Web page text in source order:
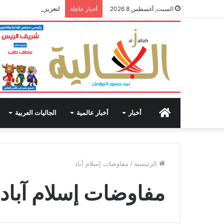
السبت, أغسطس 8 2026 أخبار عاجلة لتعزيز الانتماء
الرئيسيةأخبار أخبار عالمية الجاليات العربية
الرئيسية / مفاوضات إسلام آباد
مفاوضات إسلام آباد